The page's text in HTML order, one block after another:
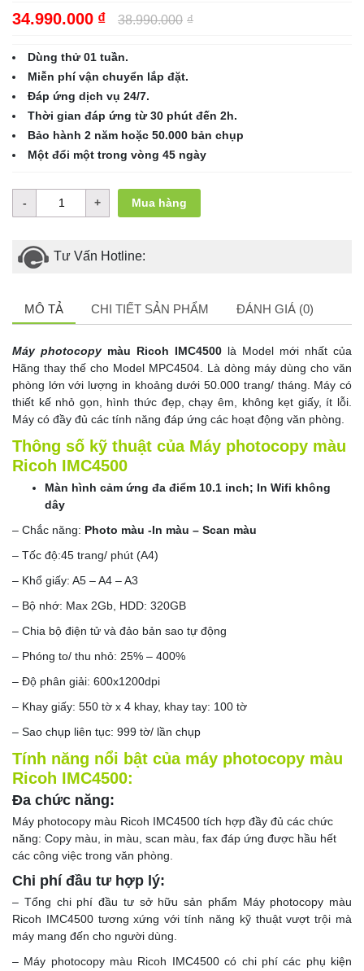
34.990.000 ₫ 38.990.000 ₫
Dùng thử 01 tuần.
Miễn phí vận chuyển lắp đặt.
Đáp ứng dịch vụ 24/7.
Thời gian đáp ứng từ 30 phút đến 2h.
Bảo hành 2 năm hoặc 50.000 bản chụp
Một đổi một trong vòng 45 ngày
Mua hàng
Tư Vấn Hotline:
MÔ TẢ CHI TIẾT SẢN PHẨM ĐÁNH GIÁ (0)
Máy photocopy màu Ricoh IMC4500 là Model mới nhất của
Hãng thay thế cho Model MPC4504. Là dòng máy dùng cho văn
phòng lớn với lượng in khoảng dưới 50.000 trang/ tháng. Máy có
thiết kế nhỏ gọn, hình thức đẹp, chạy êm, không kẹt giấy, ít lỗi.
Máy có đầy đủ các tính năng đáp ứng các hoạt động văn phòng.
Thông số kỹ thuật của Máy photocopy màu
Ricoh IMC4500
Màn hình cảm ứng đa điểm 10.1 inch; In Wifi không
dây
– Chắc năng: Photo màu -In màu – Scan màu
– Tốc độ:45 trang/ phút (A4)
– Khổ giấy: A5 – A4 – A3
– Bộ nhớ: Max 2Gb, HDD: 320GB
– Chia bộ điện tử và đảo bản sao tự động
– Phóng to/ thu nhỏ: 25% – 400%
– Độ phân giải: 600x1200dpi
– Khay giấy: 550 tờ x 4 khay, khay tay: 100 tờ
– Sao chụp liên tục: 999 tờ/ lần chụp
Tính năng nổi bật của máy photocopy màu
Ricoh IMC4500:
Đa chức năng:
Máy photocopy màu Ricoh IMC4500 tích hợp đầy đủ các chức
năng: Copy màu, in màu, scan màu, fax đáp ứng được hầu hết
các công việc trong văn phòng.
Chi phí đầu tư hợp lý:
– Tổng chi phí đầu tư sở hữu sản phẩm Máy photocopy màu
Ricoh IMC4500 tương xứng với tính năng kỹ thuật vượt trội mà
máy mang đến cho người dùng.
– Máy photocopy màu Ricoh IMC4500 có chi phí các phụ kiện